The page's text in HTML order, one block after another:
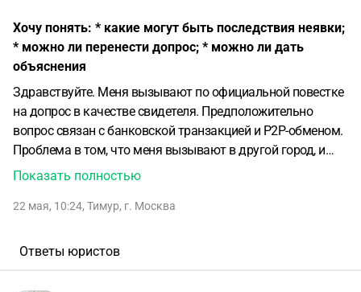
Хочу понять: * какие могут быть последствия неявки;
* можно ли перенести допрос; * можно ли дать
объяснения
Здравствуйте. Меня вызывают по официальной повестке
на допрос в качестве свидетеля. Предположительно
вопрос связан с банковской транзакцией и P2P-обменом.
Проблема в том, что меня вызывают в другой город, и
возможности приехать в указанную дату у меня сейчас
понять:* какие могут быть последствия неявки;
дистанционно или по месту нахождения;
Показать полностью
22 мая, 10:24, Тимур, г. Москва
Ответы юристов